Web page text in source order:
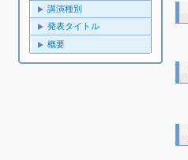
講演種別
発表タイトル
概要